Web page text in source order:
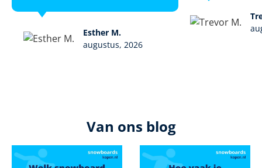
Esther M.
augustus, 2026
Van ons blog